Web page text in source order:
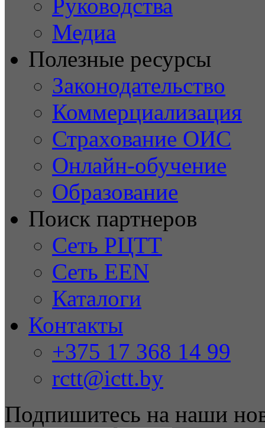
Руководства
Медиа
Полезные ресурсы
Законодательство
Коммерциализация
Страхование ОИС
Онлайн-обучение
Образование
Поиск партнеров
Сеть РЦТТ
Сеть EEN
Каталоги
Контакты
+375 17 368 14 99
rctt@ictt.by
Подпишитесь на наши